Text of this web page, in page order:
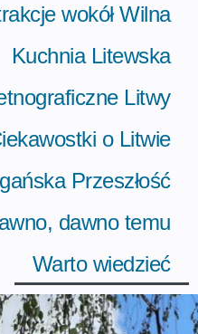
wokół Wilna
Kuchnia Litewska
Litwy
o Litwie
Przeszłość
dawno temu
Warto wiedzieć